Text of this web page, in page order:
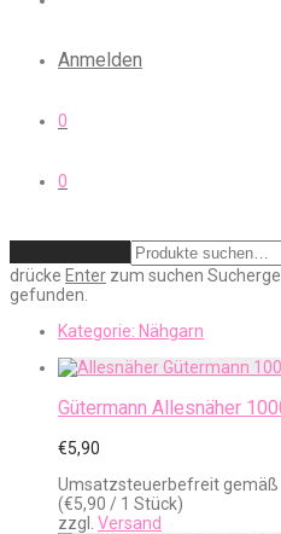
Anmelden
0
0
drücke Enter zum suchen
gefunden.
Kategorie: Nähgarn
Gütermann Allesnäher
€5,90
Umsatzsteuerbefreit gemäß
(€5,90 / 1 Stück)
zzgl. Versand